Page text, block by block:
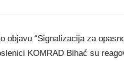
objavu “Signalizacija za
KOMRAD Bihać su